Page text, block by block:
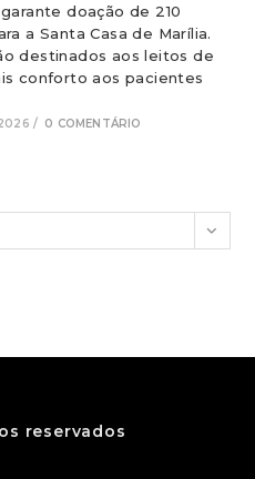
doação de 210
a Santa Casa de Marília.
destinados aos leitos de
conforto aos pacientes
/ 0 COMENTÁRIO
reservados